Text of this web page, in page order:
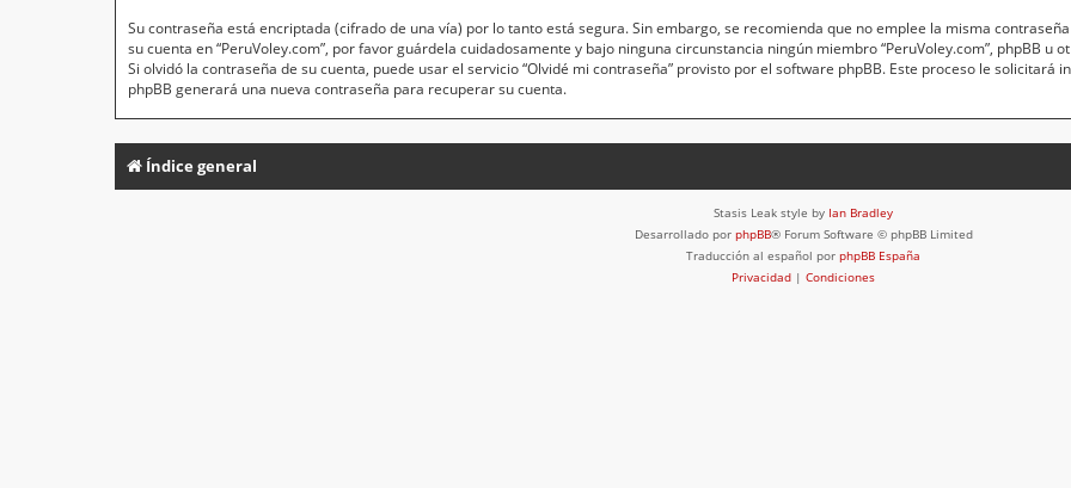
Su contraseña está encriptada (cifrado de una vía) por lo tanto está segura. Sin embargo, se recomienda que no emplee la misma
su cuenta en “PeruVoley.com”, por favor guárdela cuidadosamente y bajo ninguna circunstancia ningún miembro “PeruVoley.com”, phpBB
Si olvidó la contraseña de su cuenta, puede usar el servicio “Olvidé mi contraseña” provisto por el software phpBB. Este proceso le
phpBB generará una nueva contraseña para recuperar su cuenta.
Índice general
Stasis Leak style by Ian Bradley
Desarrollado por phpBB® Forum Software © phpBB Limited
Traducción al español por phpBB España
Privacidad | Condiciones